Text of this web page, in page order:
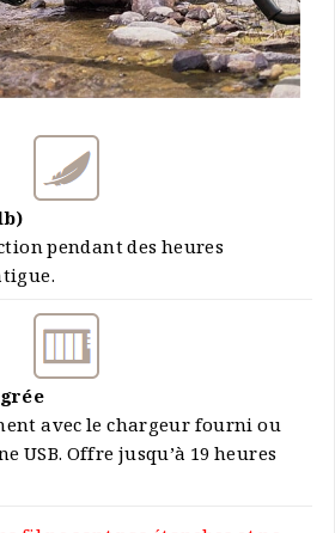
pendant des heures
avec le chargeur fourni ou
USB. Offre jusqu’à 19 heures